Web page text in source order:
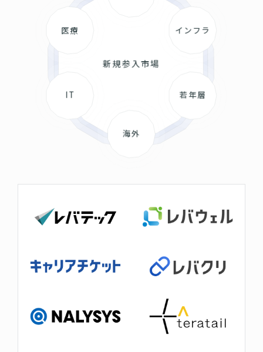
新規参入市場
インフラ
若年層
海外
IT
医療